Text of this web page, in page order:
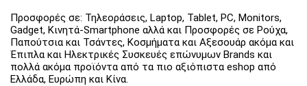
Προσφορές σε: Τηλεοράσεις, Laptop, Tablet, PC, Monitors,
Gadget, Κινητά-Smartphone αλλά και Προσφορές σε Ρούχα,
Παπούτσια και Τσάντες, Κοσμήματα και Αξεσουάρ ακόμα και
Έπιπλα και Ηλεκτρικές Συσκευές επώνυμων Brands και
πολλά ακόμα προϊόντα από τα πιο αξιόπιστα eshop από
Ελλάδα, Ευρώπη και Κίνα.